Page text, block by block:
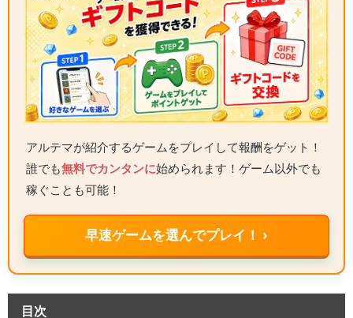
アルテマが紹介するゲームをプレイして報酬をゲット！
誰でも無料でカンタンに始められます！ゲーム以外でも
稼ぐことも可能！
早速ゲームを選んでプレイ！ ›
目次